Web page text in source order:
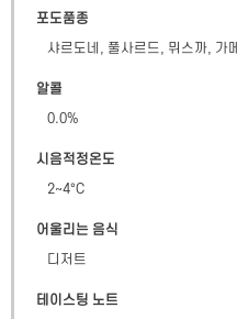
포도품종
샤르도네, 풀사르드, 뮈스까, 가메
알콜
0.0%
시음적정온도
2~4°C
어울리는 음식
디저트
테이스팅 노트